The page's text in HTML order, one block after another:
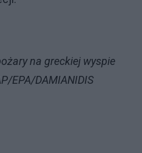
na greckiej wyspie
EPA/DAMIANIDIS